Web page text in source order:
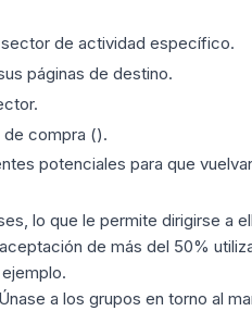
de actividad específico.
páginas de destino.
de compra ().
potenciales para que
lo que le permite dirigirse a
de más del 50%
Únase a los grupos en torno al